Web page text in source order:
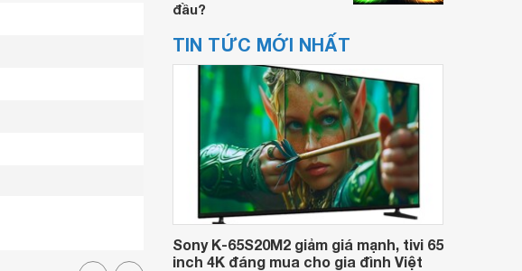
đầu?
TIN TỨC MỚI NHẤT
Sony K-65S20M2 giảm giá mạnh, tivi 65
inch 4K đáng mua cho gia đình Việt